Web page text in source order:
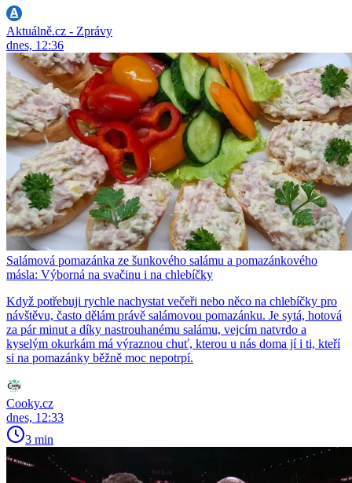
Aktuálně.cz - Zprávy
dnes, 12:36
Salámová pomazánka ze šunkového salámu a pomazánkového
másla: Výborná na svačinu i na chlebíčky
Když potřebuji rychle nachystat večeři nebo něco na chlebíčky pro
návštěvu, často dělám právě salámovou pomazánku. Je sytá, hotová
za pár minut a díky nastrouhanému salámu, vejcím natvrdo a
kyselým okurkám má výraznou chuť, kterou u nás doma jí i ti, kteří
si na pomazánky běžně moc nepotrpí.
Cooky.cz
dnes, 12:33
3 min